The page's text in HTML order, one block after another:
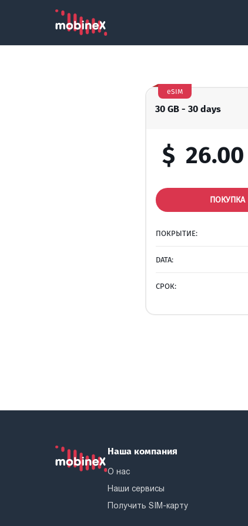
30 GB - 30 days
eSIM
$ 26.00
ПОКУПКА
ПОКРЫТИЕ:
DATA:
СРОК:
Наша компания
О нас
Наши сервисы
Получить SIM-карту